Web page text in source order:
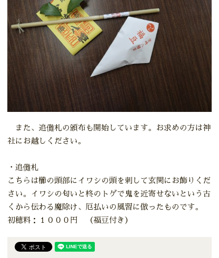
また、追儺札の頒布も開始しています。お求めの方は神
社にお越しください。
・追儺札
こちらは櫛の頭部にイワシの頭を刺して玄関にお飾りくだ
さい。イワシの匂いと柊のトゲで鬼を近寄せないという古
くから伝わる魔除け、厄払いの風習に倣ったものです。
初穂料：１０００円 （福豆付き）